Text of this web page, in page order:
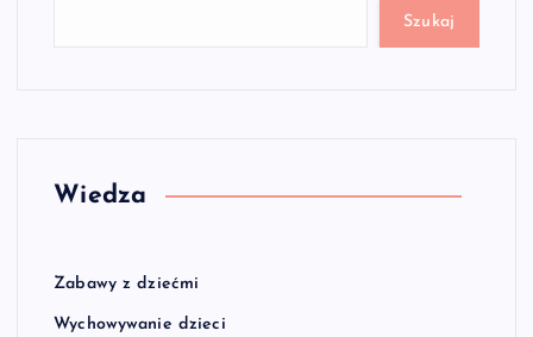
Szukaj
Wiedza
Zabawy z dziećmi
Wychowywanie dzieci